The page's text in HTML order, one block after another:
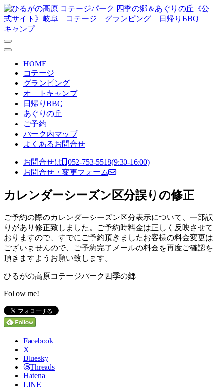
コンテンツへスキップ
メ
イ
ン
HOME
コテージ
グランピング
オートキャンプ
日帰りBBQ
あぐりの丘
ご予約
パーク内マップ
よくあるお問合せ
お問合せは 052-753-5518(9:30-16:00)
お問合せ・変更フォーム
カレンダーシーズン区分誤りの修正
ご予約の際のカレンダーシーズン区分表示について、一部誤
りがあり修正致しました。ご予約時料金は正しく反映させて
おりますので、すでにご予約頂きましたお客様の料金変更は
ございませんので、ご予約完了メールの料金を再度ご確認を
頂きますようお願い致します。
ひるがの高原コテージパーク四季の郷
Follow me!
Facebook
X
Bluesky
Threads
Hatena
LINE